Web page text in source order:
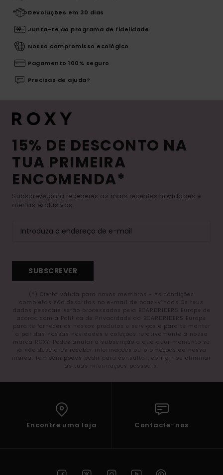
Devoluções em 30 dias
Junta-te ao programa de fidelidade
Nosso compromisso ecológico
Pagamento 100% seguro
Precisas de ajuda?
15% DE DESCONTO NA
TUA PRIMEIRA
ENCOMENDA*
Subscreve para receberes as mais recentes novidades e
ofertas exclusivas.
SUBSCREVER
(*) Oferta válida para novos membros - As condições
completas são descritas no e-mail de boas-vindas Os teus
dados pessoais serão processados pela BOARDRIDERS Europe de
acordo com a Política de Privacidade da BOARDRIDERS Europe
para te fornecer os nossos produtos e serviços e para te manter
a par das nossas novidades e coleções relativamente à nossa
marca ROXY. Podes anular a subscrição a qualquer momento se
já não desejares receber informações ou promoções da nossa
marca. Também podes pedir para consultar, corrigir ou eliminar
as tuas informações pessoais.
Encontre uma loja Contacte-nos